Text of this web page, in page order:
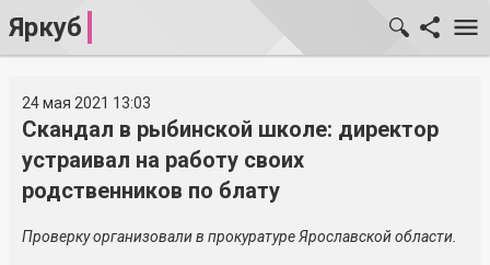
Яркуб
24 мая 2021 13:03
Скандал в рыбинской школе: директор
устраивал на работу своих
родственников по блату
Проверку организовали в прокуратуре Ярославской области.